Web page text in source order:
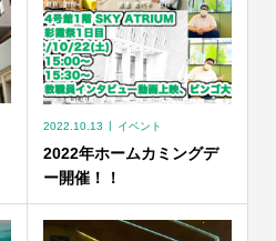
2022.10.13 イベント
2022年ホームカミングデ
ー開催！！